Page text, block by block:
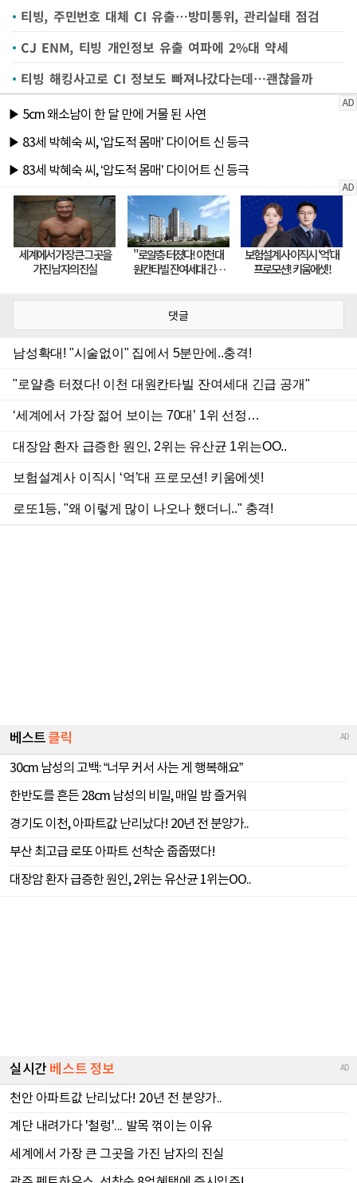
티빙, 주민번호 대체 CI 유출…방미통위, 관리실태 점검
CJ ENM, 티빙 개인정보 유출 여파에 2%대 약세
티빙 해킹사고로 CI 정보도 빠져나갔다는데…괜찮을까
댓글